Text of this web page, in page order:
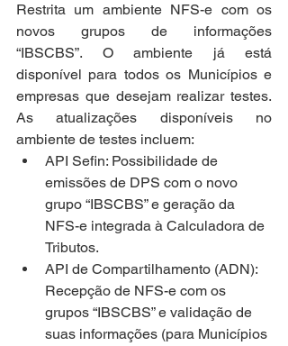
Restrita um ambiente NFS-e com os
novos grupos de informações
“IBSCBS”. O ambiente já está
disponível para todos os Municípios e
empresas que desejam realizar testes.
As atualizações disponíveis no
ambiente de testes incluem:
API Sefin: Possibilidade de
emissões de DPS com o novo
grupo “IBSCBS” e geração da
NFS-e integrada à Calculadora de
Tributos.
API de Compartilhamento (ADN):
Recepção de NFS-e com os
grupos “IBSCBS” e validação de
suas informações (para Municípios